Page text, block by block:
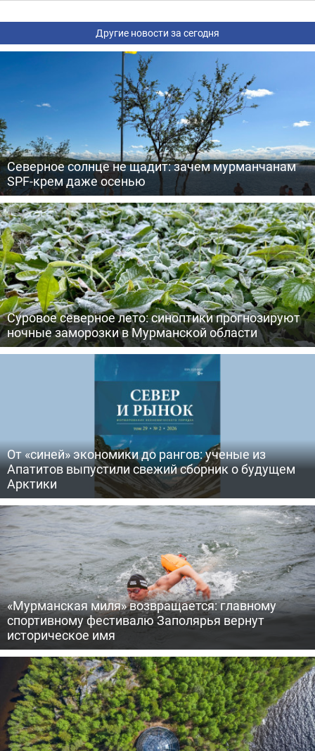
Другие новости за сегодня
Северное солнце не щадит: зачем мурманчанам
SPF-крем даже осенью
Суровое северное лето: синоптики прогнозируют
ночные заморозки в Мурманской области
От «синей» экономики до рангов: ученые из
Апатитов выпустили свежий сборник о будущем
Арктики
«Мурманская миля» возвращается: главному
спортивному фестивалю Заполярья вернут
историческое имя